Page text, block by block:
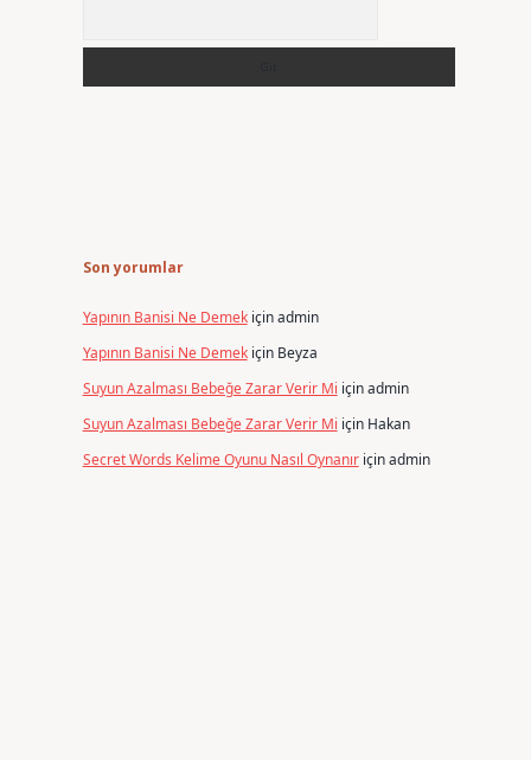
Son yorumlar
Yapının Banisi Ne Demekiçinadmin
Yapının Banisi Ne Demekiçin Beyza
Suyun Azalması Bebeğe Zarar Verir Mi içinadmin
Suyun Azalması Bebeğe Zarar Verir Mi için Hakan
Secret Words Kelime Oyunu Nasıl Oynanıriçinadmin